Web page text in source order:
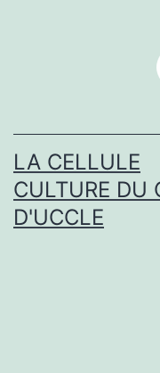
LA CELLULE
CULTURE DU
D'UCCLE